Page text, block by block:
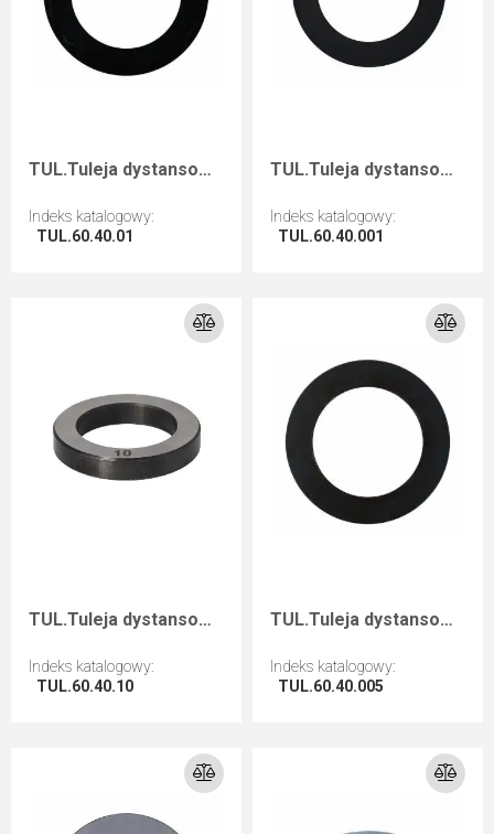
TUL.Tuleja dystansowa D=60 F=40 I=1
Indeks katalogowy:
TUL.60.40.01
TUL.Tuleja dystansowa D=60 F=40 I=0,1
Indeks katalogowy:
TUL.60.40.001
TUL.Tuleja dystansowa D=60 F=40 I=10
Indeks katalogowy:
TUL.60.40.10
TUL.Tuleja dystansowa D=60 F=40 I=0,5
Indeks katalogowy:
TUL.60.40.005